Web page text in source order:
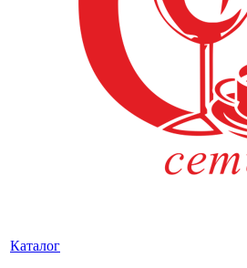
Каталог